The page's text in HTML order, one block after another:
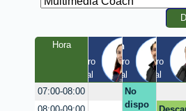
HoraLaura
Claustro
/ Virtual
Milton
Claustro
/ Virtual
Diego
Claustro
/ Virtual
/
07:00-08:00
No
dispo